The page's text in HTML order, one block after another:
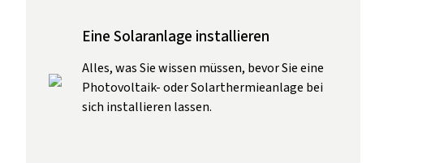
Eine Solaranlage installieren
Alles, was Sie wissen müssen, bevor Sie eine
Photovoltaik- oder Solarthermieanlage bei
sich installieren lassen.